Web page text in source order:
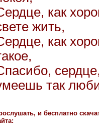
как
жить,
как
так
и бесплатно